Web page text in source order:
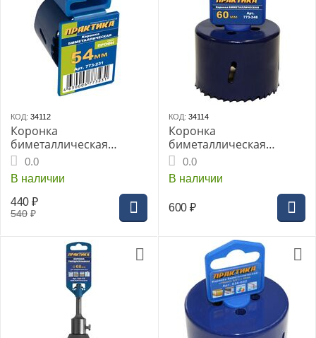
КОД: 34112
Коронка
биметаллическая
ПРАКТИКА 54мм (773-
231)
0.0
В наличии
540 ₽
440 ₽
КОД: 34114
Коронка
биметаллическая
ПРАКТИКА 60мм (773-
248)
0.0
В наличии
600 ₽